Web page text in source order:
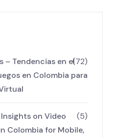
– Tendencias en el
en Colombia para
(72)
on Video
Colombia for Mobile,
(5)